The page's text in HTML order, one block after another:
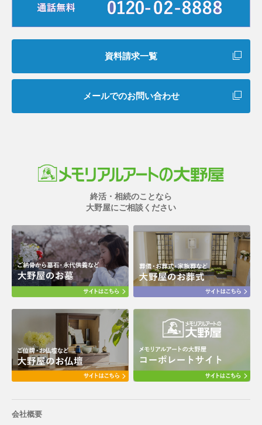
資料請求一覧
メールでのお問い合わせ
終活・相続のことなら
大野屋にご相談ください
会社概要